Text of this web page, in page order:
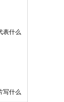
表什么
写什么